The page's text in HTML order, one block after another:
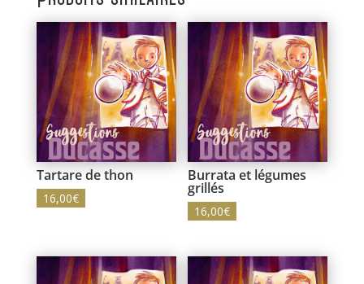
Tartare de thon
16,00€
Burrata et légumes
grillés
16,00€